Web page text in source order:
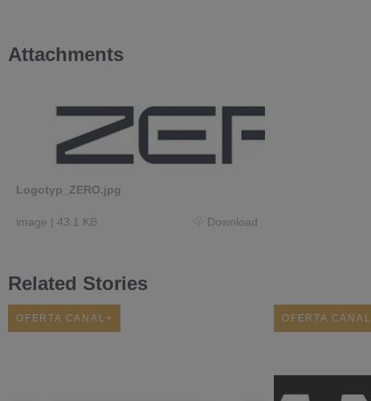
Attachments
Logotyp_ZERO.jpg
image | 43.1 KB Download
Related Stories
OFERTA CANAL+ OFERTA